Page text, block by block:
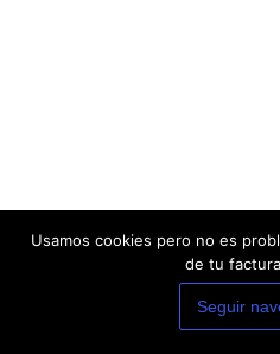
Usamos cookies pero no es
de tu
Seguir